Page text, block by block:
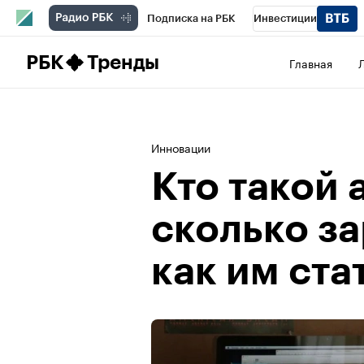
Подписка на РБК Инвестиции
РБК Тренды Главная
Инновации
Кто такой
сколько
как им